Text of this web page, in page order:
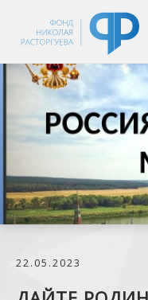
22.05.2023